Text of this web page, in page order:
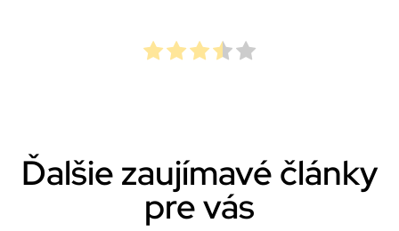
Ďalšie zaujímavé články
pre vás